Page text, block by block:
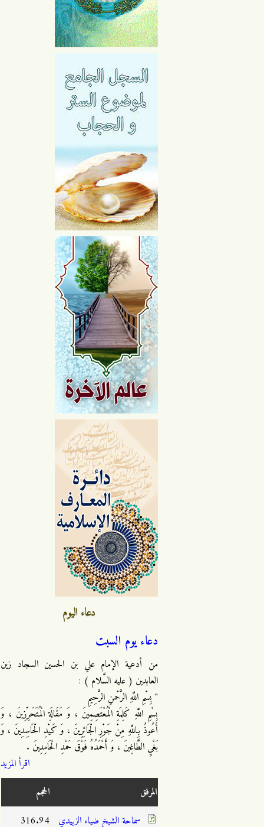
دعاء اليوم
دعاء يوم السبت
من أدعية الإمام علي بن الحسين السجاد زين
العابدين ( عليه السَّلام ) :
" بِسْمِ اللَّهِ الرَّحْمنِ الرَّحِيمِ
بِسْمِ اللَّهِ كَلِمَةِ الْمُعْتَصِمِينَ ، وَ مَقَالَةِ الْمُتَحَرِّزِينَ ، وَ
أَعُوذُ بِاللَّهِ مِنْ جَوْرِ الْجَائِرِينَ ، وَ كَيْدِ الْحَاسِدِينَ ، وَ
بَغْيِ الطَّاغِينَ ، وَ أَحْمَدُهُ فَوْقَ حَمْدِ الْحَامِدِينَ .
اقرأ المزيد
المرفق
الحجم
سماحة الشيخ ضياء الزبيدي 316.94